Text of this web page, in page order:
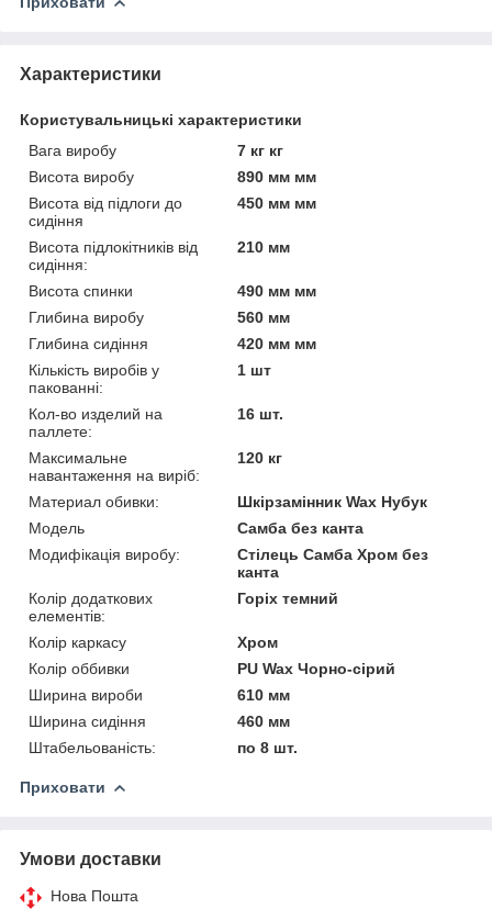
Характеристики
Користувальницькі характеристики
Вага виробу
7 кг кг
Висота виробу
890 мм мм
Висота від підлоги до
сидіння
450 мм мм
Висота підлокітників від
сидіння:
210 мм
Висота спинки
490 мм мм
Глибина виробу
560 мм
Глибина сидіння
420 мм мм
Кількість виробів у
пакованні:
1 шт
Кол-во изделий на
паллете:
16 шт.
Максимальне
навантаження на виріб:
120 кг
Материал обивки:
Шкірзамінник Wax Нубук
Мoдель
Самба без канта
Модифікація виробу:
Стілець Самба Хром без
канта
Колір додаткових
елементів:
Горіх темний
Колір каркасу
Хром
Колір оббивки
PU Wax Чорно-сірий
Ширина вироби
610 мм
Ширина сидіння
460 мм
Штабельованість:
по 8 шт.
Приховати
Умови доставки
Нова Пошта